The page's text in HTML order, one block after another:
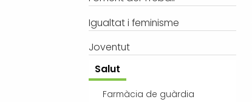
Igualtat i feminisme
Joventut
Salut
Farmàcia de guàrdia